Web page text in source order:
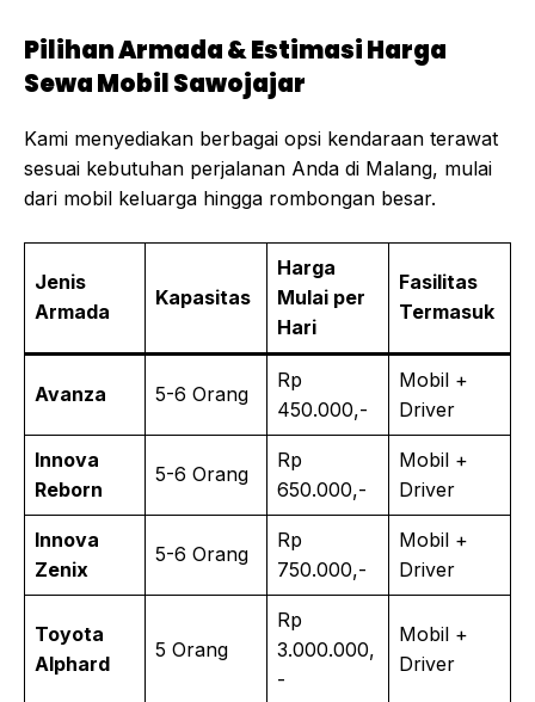
Pilihan Armada & Estimasi Harga
Sewa Mobil Sawojajar
Kami menyediakan berbagai opsi kendaraan terawat
sesuai kebutuhan perjalanan Anda di Malang, mulai
dari mobil keluarga hingga rombongan besar.
Jenis
Armada
Kapasitas
Harga
Mulai per
Hari
Fasilitas
Termasuk
Avanza 5-6 Orang
Rp
450.000,-
Mobil +
Driver
Innova
Reborn
5-6 Orang
Rp
650.000,-
Mobil +
Driver
Innova
Zenix
5-6 Orang
Rp
750.000,-
Mobil +
Driver
Toyota
Alphard
5 Orang
Rp
3.000.000,
-
Mobil +
Driver